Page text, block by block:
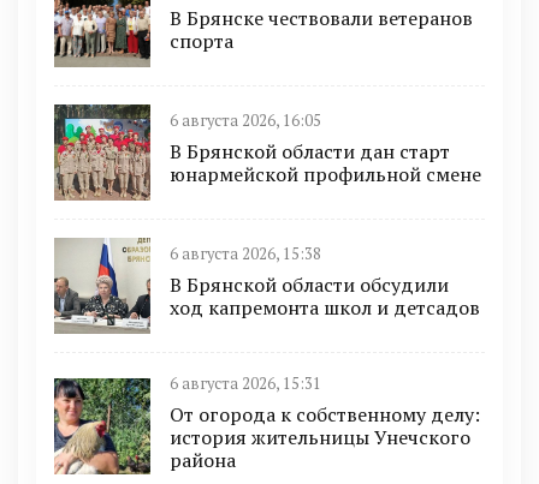
В Брянске чествовали ветеранов
спорта
6 августа 2026, 16:05
В Брянской области дан старт
юнармейской профильной смене
6 августа 2026, 15:38
В Брянской области обсудили
ход капремонта школ и детсадов
6 августа 2026, 15:31
От огорода к собственному делу:
история жительницы Унечского
района